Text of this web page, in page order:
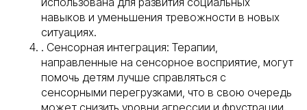
навыков и уменьшения тревожности в новых
ситуациях.
. Сенсорная интеграция: Терапии,
направленные на сенсорное восприятие, могут
помочь детям лучше справляться с
сенсорными перегрузками, что в свою очередь